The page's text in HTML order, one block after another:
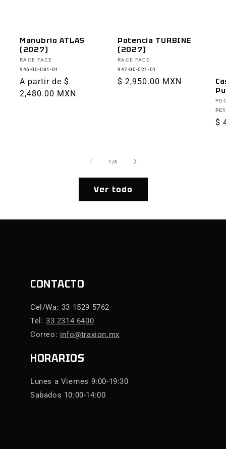
Manubrio ATLAS
(2027)
Proveedor:
RACE FACE
946-00-031-01
Precio
habitual
A partir de $
2,480.00 MXN
Potencia TURBINE
(2027)
Proveedor:
RACE FACE
947-00-021-01
Precio
$ 2,950.00 MXN
$
1 /de
4
Ver todo
CONTACTO
Cel/Wa: 33 1529 5762
Tel:33 2314 6400
Correo: info@traxion.mx
HORARIOS
Lunes a Viernes 9:00-19:30
Sabados 10:00-14:00